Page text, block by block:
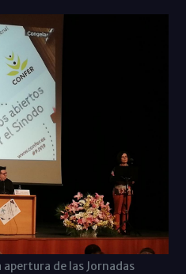
de las Jornadas